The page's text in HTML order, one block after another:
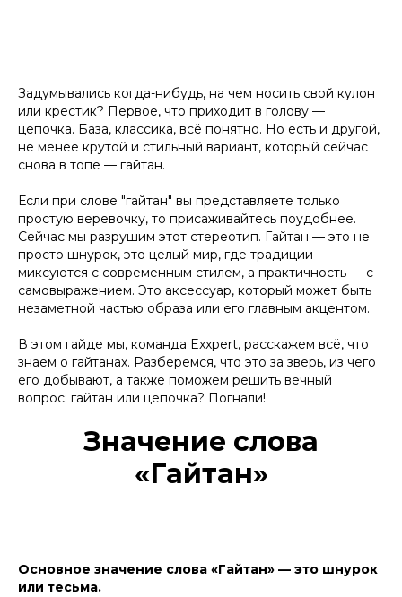
Задумывались когда-нибудь, на чем носить свой кулон
или крестик? Первое, что приходит в голову —
цепочка. База, классика, всё понятно. Но есть и другой,
не менее крутой и стильный вариант, который сейчас
снова в топе — гайтан.
Если при слове "гайтан" вы представляете только
простую веревочку, то присаживайтесь поудобнее.
Сейчас мы разрушим этот стереотип. Гайтан — это не
просто шнурок, это целый мир, где традиции
миксуются с современным стилем, а практичность — с
самовыражением. Это аксессуар, который может быть
незаметной частью образа или его главным акцентом.
В этом гайде мы, команда Exxpert, расскажем всё, что
знаем о гайтанах. Разберемся, что это за зверь, из чего
его добывают, а также поможем решить вечный
вопрос: гайтан или цепочка? Погнали!
Значение слова
«Гайтан»
Основное значение слова «Гайтан» — это шнурок
или тесьма.